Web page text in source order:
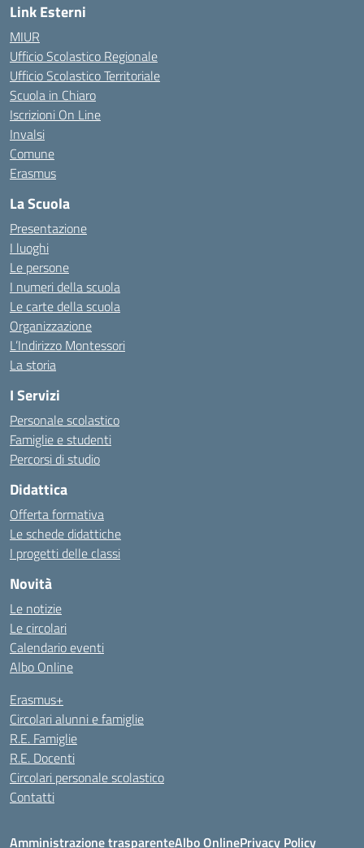
Link Esterni
MIUR
Ufficio Scolastico Regionale
Ufficio Scolastico Territoriale
Scuola in Chiaro
Iscrizioni On Line
Invalsi
Comune
Erasmus
La Scuola
Presentazione
I luoghi
Le persone
I numeri della scuola
Le carte della scuola
Organizzazione
L’Indirizzo Montessori
La storia
I Servizi
Personale scolastico
Famiglie e studenti
Percorsi di studio
Didattica
Offerta formativa
Le schede didattiche
I progetti delle classi
Novità
Le notizie
Le circolari
Calendario eventi
Albo Online
Erasmus+
Circolari alunni e famiglie
R.E. Famiglie
R.E. Docenti
Circolari personale scolastico
Contatti
Amministrazione trasparenteAlbo OnlinePrivacy Policy